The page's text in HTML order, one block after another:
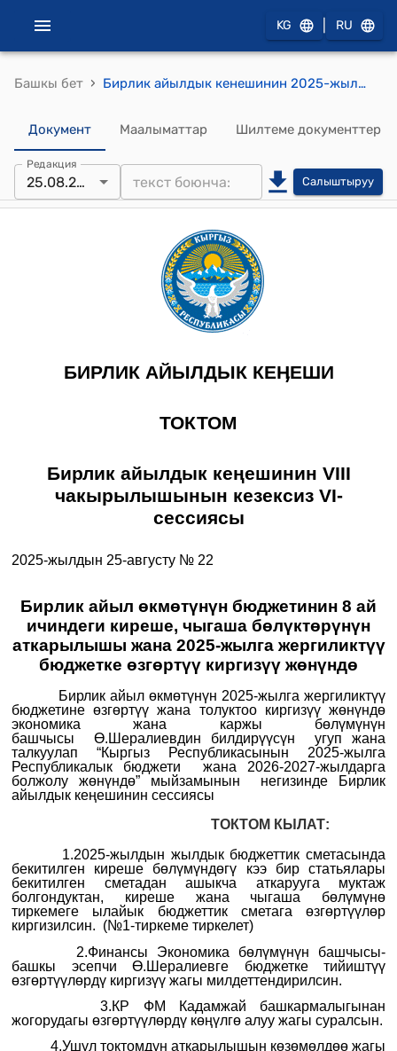
KG RU
Башкы бет › Бирлик айылдык кенешинин 2025-жылдын 25-августундагы №22 "Бирлик айыл өкмөтүнүн бюджетинин 8 ай ичиндеги киреше, чыгаша бөлүктөрүнүн аткарылышы жана 2025-жылга жергиликтүү бюджетке өзгөртүү киргизүү жөнүндө" токтому
Документ Маалыматтар Шилтеме документтер
Редакция
25.08.2025 Салыштыруу